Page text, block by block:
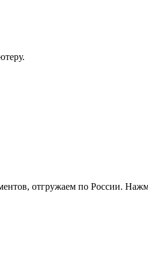
отгружаем по России.